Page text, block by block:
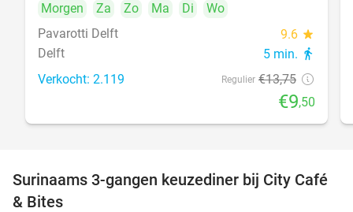
Morgen
Za Zo Ma Di
Wo
Pavarotti Delft
9.6 star
Delft 5 min. directions_walk
Verkocht: 2.119 Regulier €13,75
€9,50
21%
Surinaams 3-gangen keuzediner bij City Café
& Bites